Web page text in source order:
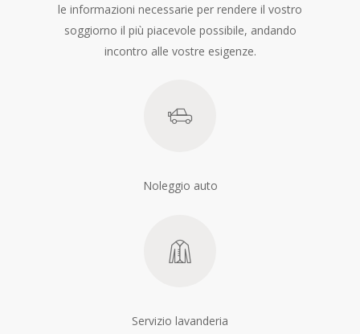
le informazioni necessarie per rendere il vostro
soggiorno il più piacevole possibile, andando
incontro alle vostre esigenze.
Noleggio auto
Servizio lavanderia